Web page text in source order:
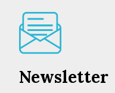
Newsletter